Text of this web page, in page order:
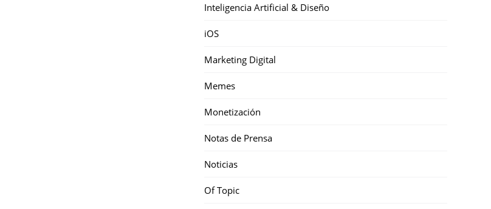
Inteligencia Artificial & Diseño
iOS
Marketing Digital
Memes
Monetización
Notas de Prensa
Noticias
Of Topic